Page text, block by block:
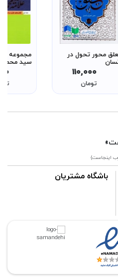
محور تحول در
110,000
تومان
مجموعه
سید
طباطبائی
اسلام
گلچینی از
اینجاست}
باشگاه مشتریان